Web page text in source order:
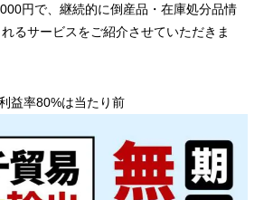
円で、継続的に倒産品・在庫処分品情
るサービスをご紹介させていただきま
益率80%は当たり前